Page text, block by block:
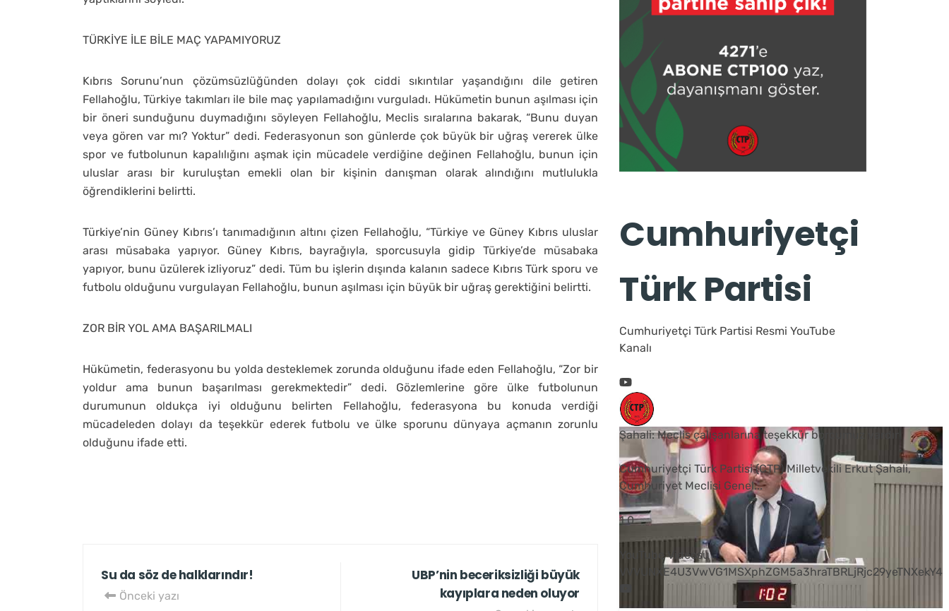
TÜRKİYE İLE BİLE MAÇ YAPAMIYORUZ
Kıbrıs Sorunu’nun çözümsüzlüğünden dolayı çok ciddi sıkıntılar yaşandığını dile getiren
Fellahoğlu, Türkiye takımları ile bile maç yapılamadığını vurguladı. Hükümetin bunun aşılması için
bir öneri sunduğunu duymadığını söyleyen Fellahoğlu, Meclis sıralarına bakarak, “Bunu duyan
veya gören var mı? Yoktur” dedi. Federasyonun son günlerde çok büyük bir uğraş vererek ülke
spor ve futbolunun kapalılığını aşmak için mücadele verdiğine değinen Fellahoğlu, bunun için
uluslar arası bir kuruluştan emekli olan bir kişinin danışman olarak alındığını mutlulukla
öğrendiklerini belirtti.
Türkiye’nin Güney Kıbrıs’ı tanımadığının altını çizen Fellahoğlu, “Türkiye ve Güney Kıbrıs uluslar
arası müsabaka yapıyor. Güney Kıbrıs, bayrağıyla, sporcusuyla gidip Türkiye’de müsabaka
yapıyor, bunu üzülerek izliyoruz” dedi. Tüm bu işlerin dışında kalanın sadece Kıbrıs Türk sporu ve
futbolu olduğunu vurgulayan Fellahoğlu, bunun aşılması için büyük bir uğraş gerektiğini belirtti.
ZOR BİR YOL AMA BAŞARILMALI
Hükümetin, federasyonu bu yolda desteklemek zorunda olduğunu ifade eden Fellahoğlu, “Zor bir
yoldur ama bunun başarılması gerekmektedir” dedi. Gözlemlerine göre ülke futbolunun
durumunun oldukça iyi olduğunu belirten Fellahoğlu, federasyona bu konuda verdiği
mücadeleden dolayı da teşekkür ederek futbolu ve ülke sporunu dünyaya açmanın zorunlu
olduğunu ifade etti.
Su da söz de halklarındır!
Önceki yazı
UBP’nin beceriksizliği büyük
kayıplara neden oluyor
Cumhuriyetçi
Türk Partisi
Cumhuriyetçi Türk Partisi Resmi YouTube
Kanalı
Şahali: Meclis çalışanlarına teşekkür borcumuz vardır
Cumhuriyetçi Türk Partisi (CTP) Milletvekili Erkut Şahali,
Cumhuriyet Meclisi Genel...
1 0
YouTube Videosu
VVVUNXE4U3VwVG1MSXphZGM5a3hraTBRLjRjc29yeTNXekY4